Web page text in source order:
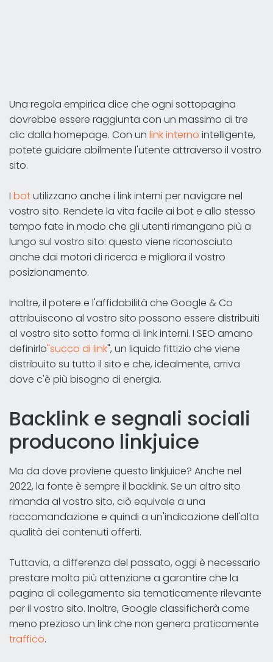
Una regola empirica dice che ogni sottopagina
dovrebbe essere raggiunta con un massimo di tre
clic dalla homepage. Con un link interno intelligente,
potete guidare abilmente l'utente attraverso il vostro
sito.
I botutilizzano anche i link interni per navigare nel
vostro sito. Rendete la vita facile ai bot e allo stesso
tempo fate in modo che gli utenti rimangano più a
lungo sul vostro sito: questo viene riconosciuto
anche dai motori di ricerca e migliora il vostro
posizionamento.
Inoltre, il potere e l'affidabilità che Google & Co
attribuiscono al vostro sito possono essere distribuiti
al vostro sito sotto forma di link interni. I SEO amano
definirlo"succo di link", un liquido fittizio che viene
distribuito su tutto il sito e che, idealmente, arriva
dove c'è più bisogno di energia.
Backlink e segnali sociali
producono linkjuice
Ma da dove proviene questo linkjuice? Anche nel
2022, la fonte è sempre il backlink. Se un altro sito
rimanda al vostro sito, ciò equivale a una
raccomandazione e quindi a un'indicazione dell'alta
qualità dei contenuti offerti.
Tuttavia, a differenza del passato, oggi è necessario
prestare molta più attenzione a garantire che la
pagina di collegamento sia tematicamente rilevante
per il vostro sito. Inoltre, Google classificherà come
meno prezioso un link che non genera praticamente
traffico.